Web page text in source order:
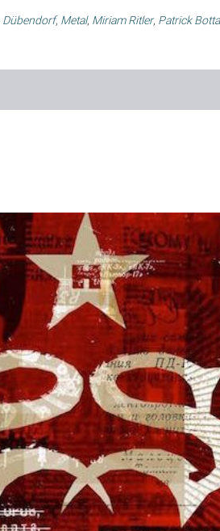
Dübendorf, Metal, Miriam Ritler, Patrick